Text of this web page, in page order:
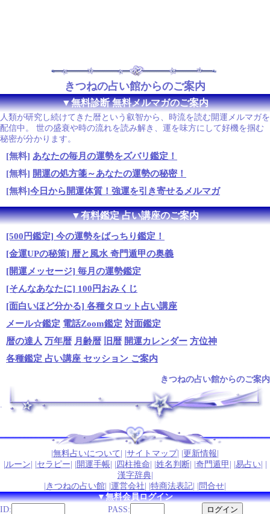
きつねの占い館からのご案内
▼無料診断 無料メルマガのご案内
人類が研究し続けてきた暦という叡智から、時流を読む開運メルマガを
配信中。 世の盛衰や時の流れを読み解き、運を味方にして好機を掴む
秘密が分かります。
[無料] あなたの毎月の運勢をズバリ鑑定！
[無料] 開運の処方箋～あなたの運勢の秘密！
[無料]今日から開運体質！強運を引き寄せるメルマガ
▼有料鑑定 占い講座のご案内
[500円鑑定] 今の運勢をばっちり鑑定！
[金運UPの秘策] 暦と風水 奇門遁甲の奥義
[開運メッセージ] 毎月の運勢鑑定
[そんなあなたに] 100円おみくじ
[面白いほど分かる] 各種タロット占い講座
メール☆鑑定 電話Zoom鑑定 対面鑑定
暦の達人 万年暦 月齢暦 旧暦 開運カレンダー 方位神
各種鑑定 占い講座 セッション ご案内
きつねの占い館からのご案内
無料占いについて サイトマップ 更新情報
ルーン セラピー 開運手帳 四柱推命 姓名判断| | 奇門遁甲 易占い
漢字辞典|
きつねの占い館 運営会社 特商法表記 問合せ
▼無料会員ログイン
ID:
PASS: